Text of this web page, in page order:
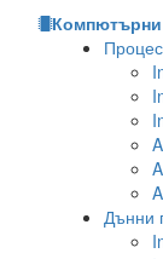
Компютърни
Дънни